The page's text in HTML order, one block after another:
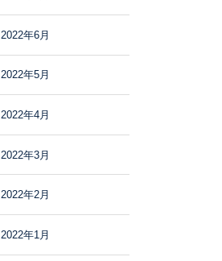
2022年6月
2022年5月
2022年4月
2022年3月
2022年2月
2022年1月